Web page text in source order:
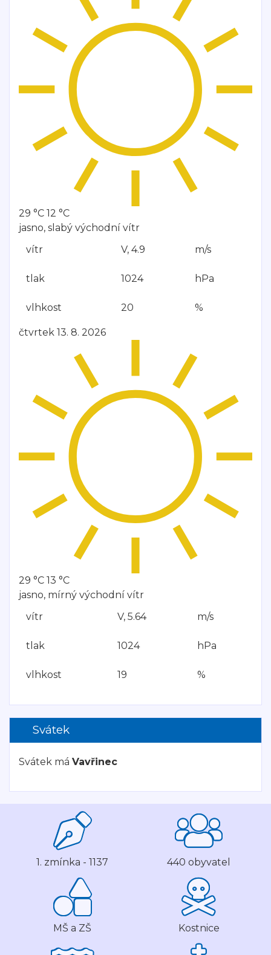
29 °C 12 °C
jasno, slabý východní vítr
vítr
V, 4.9 m/s
tlak 1024 hPa
vlhkost 20 %
čtvrtek 13. 8. 2026
29 °C 13 °C
jasno, mírný východní vítr
vítr
V, 5.64 m/s
tlak 1024 hPa
vlhkost 19 %
Svátek
Svátek má Vavřinec
1. zmínka - 1137 440 obyvatel
MŠ a ZŠ Kostnice